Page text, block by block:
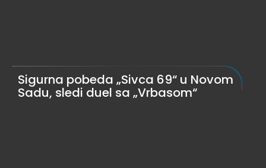
Sigurna pobeda „Sivca 69“ u Novom
Sadu, sledi duel sa „Vrbasom“